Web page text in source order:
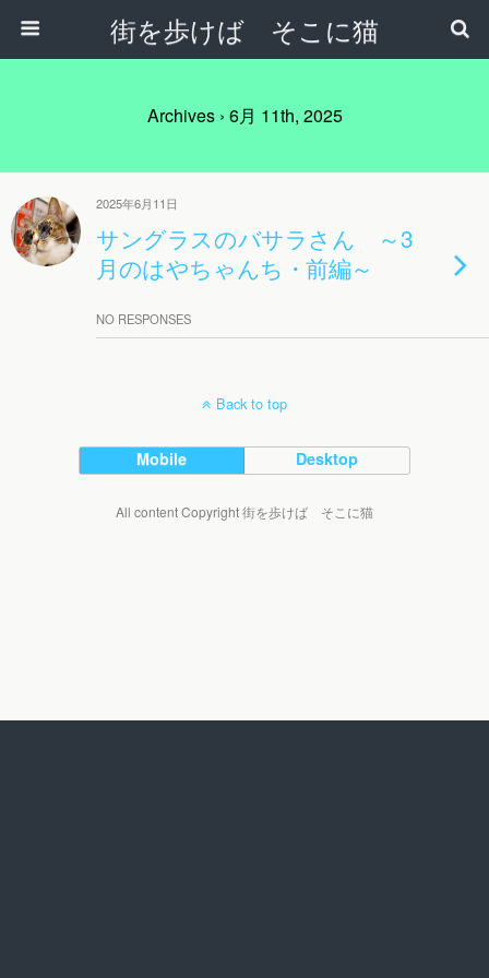
街を歩けば そこに猫
Archives › 6月 11th, 2025
2025年6月11日
サングラスのバサラさん ～3
月のはやちゃんち・前編～
NO RESPONSES
Back to top
Mobile Desktop
All content Copyright 街を歩けば そこに猫